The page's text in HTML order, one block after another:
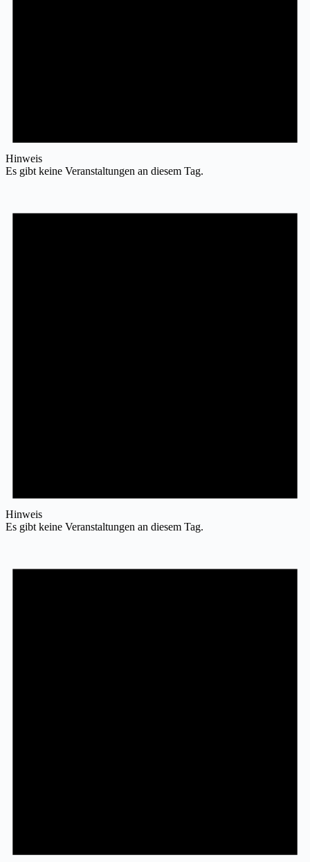
Hinweis
Es gibt keine Veranstaltungen an diesem Tag.
Hinweis
Es gibt keine Veranstaltungen an diesem Tag.